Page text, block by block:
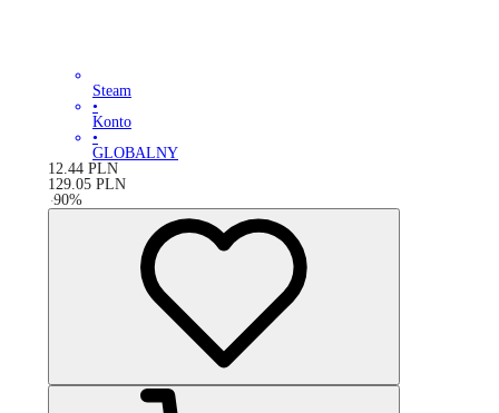
Steam
•
Konto
•
GLOBALNY
12.44 PLN
129.05 PLN
-90%